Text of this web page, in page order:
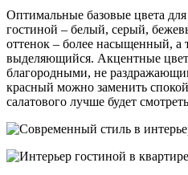
Оптимальные базовые цвета
гостиной – белый, серый,
оттенок – более насыщенный, а
выделяющийся. Акцентные
благородными, не
красный можно заменить
салатового лучше будет